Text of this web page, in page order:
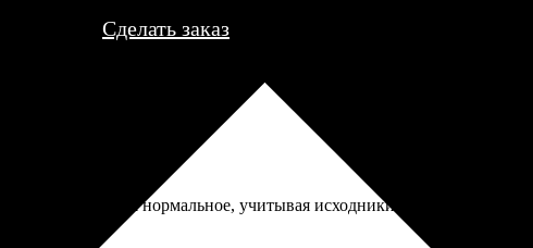
Сделать заказ
восстановления нормальное, учитывая исходники. Контраст